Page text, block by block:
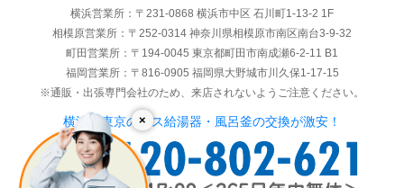
×
横浜営業所：〒231-0868 横浜市中区 石川町1-13-2 1F
相模原営業所：〒252-0314 神奈川県相模原市南区南台3-9-32
町田営業所：〒194-0045 東京都町田市南成瀬6-2-11 B1
福岡営業所：〒816-0905 福岡県大野城市川久保1-17-15
※通販・出張専門会社のため、来店されないようご注意ください。
横浜・東京のガス給湯器・風呂釜の交換が激安！